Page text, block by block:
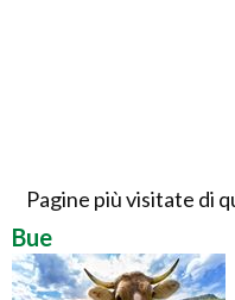
Pagine più visitate di
Bue